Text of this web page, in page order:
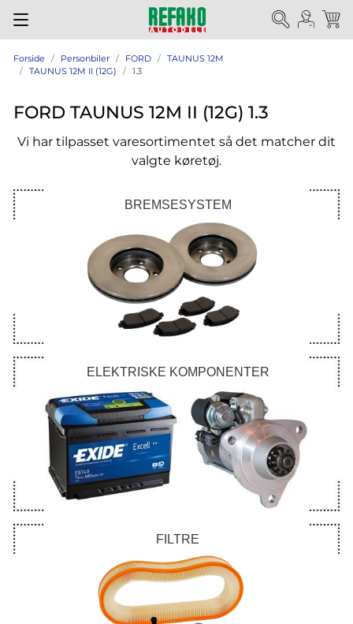
Forside Personbiler FORD
TAUNUS 12M
TAUNUS 12M II (12G)
1.3
FORD TAUNUS 12M II (12G) 1.3
Vi har tilpasset varesortimentet så det matcher dit
valgte køretøj.
BREMSESYSTEM
ELEKTRISKE KOMPONENTER
FILTRE